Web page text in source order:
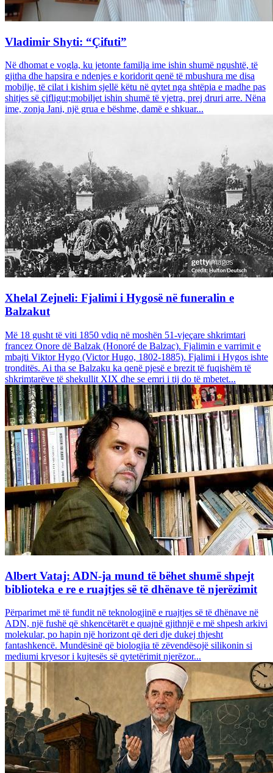
Vladimir Shyti: “Çifuti”
Në dhomat e vogla, ku jetonte familja ime ishin shumë ngushtë, të
gjitha dhe hapsira e ndenjes e koridorit qenë të mbushura me disa
mobilje, të cilat i kishim sjellë këtu në qytet nga shtëpia e madhe pas
shitjes së çifligut;mobiljet ishin shumë të vjetra, prej druri arre. Nëna
ime, zonja Jani, një grua e bëshme, damë e shkuar...
Xhelal Zejneli: Fjalimi i Hygosë në funeralin e
Balzakut
Më 18 gusht të viti 1850 vdiq në moshën 51-vjeçare shkrimtari
francez Onore dë Balzak (Honoré de Balzac). Fjalimin e varrimit e
mbajti Viktor Hygo (Victor Hugo, 1802-1885). Fjalimi i Hygos ishte
tronditës. Ai tha se Balzaku ka qenë pjesë e brezit të fuqishëm të
shkrimtarëve të shekullit XIX dhe se emri i tij do të mbetet...
Albert Vataj: ADN-ja mund të bëhet shumë shpejt
biblioteka e re e ruajtjes së të dhënave të njerëzimit
Përparimet më të fundit në teknologjinë e ruajtjes së të dhënave në
ADN, një fushë që shkencëtarët e quajnë gjithnjë e më shpesh arkivi
molekular, po hapin një horizont që deri dje dukej thjesht
fantashkencë. Mundësinë që biologjia të zëvendësojë silikonin si
mediumi kryesor i kujtesës së qytetërimit njerëzor...